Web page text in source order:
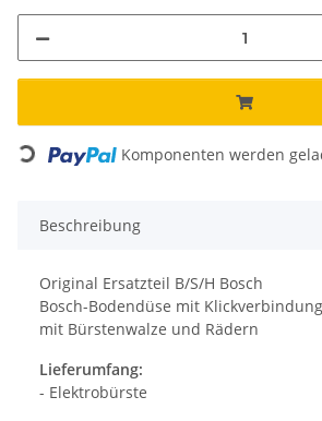
Loading... Komponenten werden
Beschreibung
Original Ersatzteil B/S/H Bosch
Bosch-Bodendüse mit
mit Bürstenwalze und Rädern
Lieferumfang:
- Elektrobürste